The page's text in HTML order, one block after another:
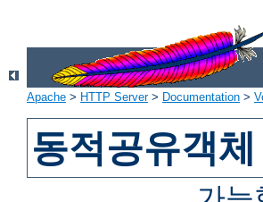
Apache > HTTP Server> Documentation >
동적공유객